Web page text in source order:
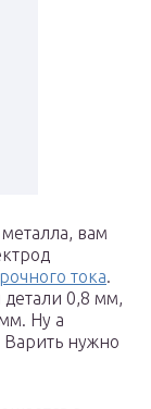
вам
тока.
0,8 мм,
Ну а
Варить нужно